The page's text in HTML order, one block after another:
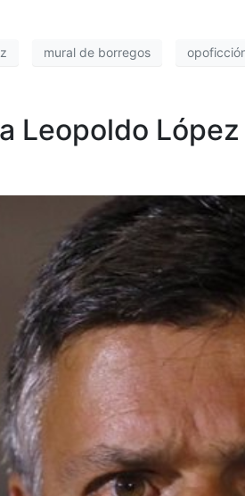
mural de borregos
Leopoldo